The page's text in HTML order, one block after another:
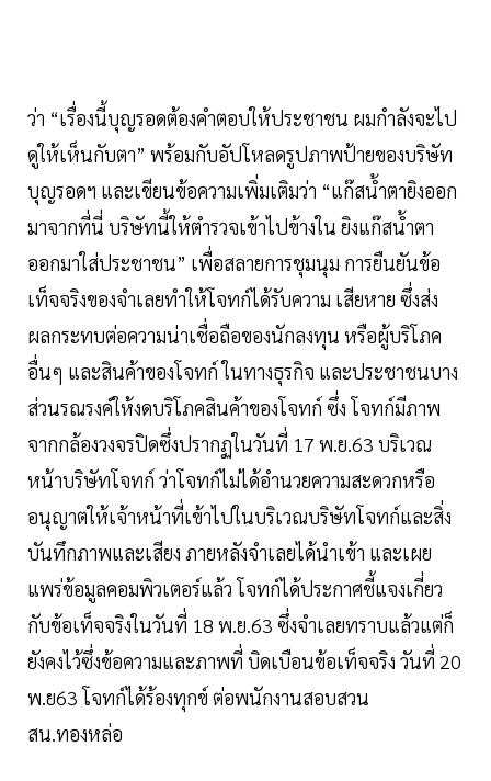
ว่า “เรื่องนี้บุญรอดต้องคําตอบให้ประชาชน ผมกําลังจะไป
ดูให้เห็นกับตา” พร้อมกับอัปโหลดรูปภาพป้ายของบริษัท
บุญรอดฯ และเขียนข้อความเพิ่มเติมว่า “แก๊สน้ำตายิงออก
มาจากที่นี่ บริษัทนี้ให้ตํารวจเข้าไปข้างใน ยิงแก๊สน้ำตา
ออกมาใส่ประชาชน” เพื่อสลายการชุมนุม การยืนยันข้อ
เท็จจริงของจำเลยทำให้โจทก์ได้รับความ เสียหาย ซึ่งส่ง
ผลกระทบต่อความน่าเชื่อถือของนักลงทุน หรือผู้บริโภค
อื่นๆ และสินค้าของโจทก์ ในทางธุรกิจ และประชาชนบาง
ส่วนรณรงค์ให้งดบริโภคสินค้าของโจทก์ ซึ่ง โจทก์มีภาพ
จากกล้องวงจรปิดซึ่งปรากฏในวันที่ 17 พ.ย.63 บริเวณ
หน้าบริษัทโจทก์ ว่าโจทก์ไม่ได้อำนวยความสะดวกหรือ
อนุญาตให้เจ้าหน้าที่เข้าไปในบริเวณบริษัทโจทก์และสิ่ง
บันทึกภาพและเสียง ภายหลังจำเลยได้นำเข้า และเผย
แพร่ข้อมูลคอมพิวเตอร์แล้ว โจทก์ได้ประกาศชี้แจงเกี่ยว
กับข้อเท็จจริงในวันที่ 18 พ.ย.63 ซึ่งจำเลยทราบแล้วแต่ก็
ยังคงไว้ซึ่งข้อความและภาพที่ บิดเบือนข้อเท็จจริง วันที่ 20
พ.ย63 โจทก์ได้ร้องทุกข์ ต่อพนักงานสอบสวน
สน.ทองหล่อ